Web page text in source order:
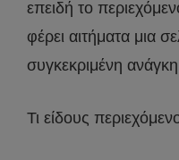
επειδή το
φέρει αιτήματα μια
συγκεκριμένη
Τι είδους